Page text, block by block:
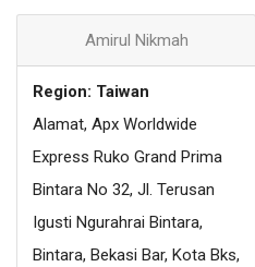
Amirul Nikmah
Region: Taiwan
Alamat, Apx Worldwide
Express Ruko Grand Prima
Bintara No 32, Jl. Terusan
Igusti Ngurahrai Bintara,
Bintara, Bekasi Bar, Kota Bks,